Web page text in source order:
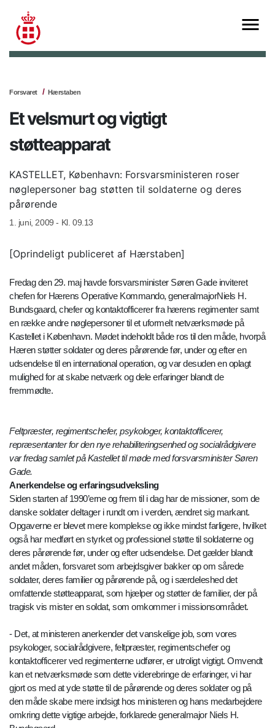
Forsvaret Hærstaben
Et velsmurt og vigtigt
støtteapparat
KASTELLET, København: Forsvarsministeren roser
nøglepersoner bag støtten til soldaterne og deres
pårørende
1. juni, 2009 - Kl. 09.13
[Oprindeligt publiceret af Hærstaben]
Fredag den 29. maj havde forsvarsminister Søren Gade inviteret
chefen for Hærens Operative Kommando, generalmajorNiels H.
Bundsgaard, chefer og kontaktofficerer fra hærens regimenter samt
en række andre nøglepersoner til et uformelt netværksmøde på
Kastellet i København. Mødet indeholdt både ros til den måde, hvorpå
Hæren støtter soldater og deres pårørende før, under og efter en
udsendelse til en international operation, og var desuden en oplagt
mulighed for at skabe netværk og dele erfaringer blandt de
fremmødte.
Feltpræster, regimentschefer, psykologer, kontaktofficerer,
repræsentanter for den nye rehabiliteringsenhed og socialrådgivere
var fredag samlet på Kastellet til møde med forsvarsminister Søren
Gade.
Anerkendelse og erfaringsudveksling
Siden starten af 1990’erne og frem til i dag har de missioner, som de
danske soldater deltager i rundt om i verden, ændret sig markant.
Opgaverne er blevet mere komplekse og ikke mindst farligere, hvilket
også har medført en styrket og professionel støtte til soldaterne og
deres pårørende før, under og efter udsendelse. Det gælder blandt
andet måden, forsvaret som arbejdsgiver bakker op om sårede
soldater, deres familier og pårørende på, og i særdeleshed det
omfattende støtteapparat, som hjælper og støtter de familier, der på
tragisk vis mister en soldat, som omkommer i missionsområdet.
- Det, at ministeren anerkender det vanskelige job, som vores
psykologer, socialrådgivere, feltpræster, regimentschefer og
kontaktofficerer ved regimenterne udfører, er utroligt vigtigt. Omvendt
kan et netværksmøde som dette viderebringe de erfaringer, vi har
gjort os med at yde støtte til de pårørende og deres soldater og på
den måde skabe mere indsigt hos ministeren og hans medarbejdere
omkring dette vigtige arbejde, forklarede generalmajor Niels H.